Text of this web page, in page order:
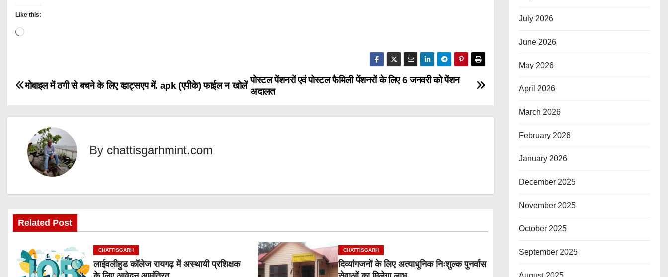
Like this:
L
i
P
i
g
a
पोस्टल पेंशनरों एवं पोस्टल फैमिली पेंशनरों के लिए 6 जनवरी को पेंशन
अदालत
मोबाइल में ठगी से बचने के लिए व्हाट्सएप में. apk (एपीके) फाईल न खोलें
By chattisgarhmint.com
Related Post
CHATTISGARH
लाईवलीहुड कॉलेज रायगढ़ में अस्थायी प्रशिक्षक
CHATTISGARH
दिव्यांगजनों के लिए अत्याधुनिक निःशुल्क पुनर्वास
July 2026
June 2026
May 2026
April 2026
March 2026
February 2026
January 2026
December 2025
November 2025
October 2025
September 2025
August 2025